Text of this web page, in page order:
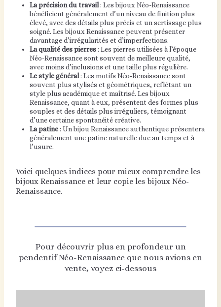
La précision du travail: Les bijoux Néo-Renaissance
bénéficient généralement d’un niveau de finition plus
élevé, avec des détails plus précis et un sertissage plus
soigné. Les bijoux Renaissance peuvent présenter
davantage d’irrégularités et d’imperfections.
La qualité des pierres: Les pierres utilisées à l’époque
Néo-Renaissance sont souvent de meilleure qualité,
avec moins d’inclusions et une taille plus régulière.
Le style général: Les motifs Néo-Renaissance sont
souvent plus stylisés et géométriques, reflétant un
style plus académique et maîtrisé. Les bijoux
Renaissance, quant à eux, présentent des formes plus
souples et des détails plus irréguliers, témoignant
d’une certaine spontanéité créative.
La patine: Un bijou Renaissance authentique présentera
généralement une patine naturelle due au temps et à
l’usure.
Voici quelques indices pour mieux comprendre les
bijoux Renaissance et leur copie les bijoux Néo-
Renaissance.
Pour découvrir plus en profondeur un
pendentif Néo-Renaissance que nous avions en
vente, voyez ci-dessous